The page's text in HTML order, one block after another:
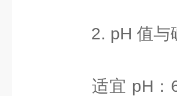
2. pH 值与
适宜 pH：